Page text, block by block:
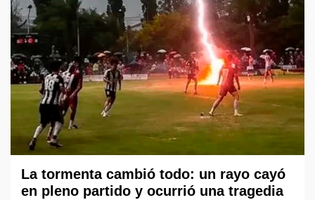
La tormenta cambió todo: un rayo cayó
en pleno partido y ocurrió una tragedia